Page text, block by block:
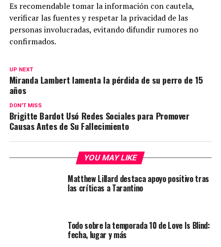
Es recomendable tomar la información con cautela,
verificar las fuentes y respetar la privacidad de las
personas involucradas, evitando difundir rumores no
confirmados.
UP NEXT
Miranda Lambert lamenta la pérdida de su perro de 15
años
DON'T MISS
Brigitte Bardot Usó Redes Sociales para Promover
Causas Antes de Su Fallecimiento
YOU MAY LIKE
Matthew Lillard destaca apoyo positivo tras
las críticas a Tarantino
Todo sobre la temporada 10 de Love Is Blind:
fecha, lugar y más